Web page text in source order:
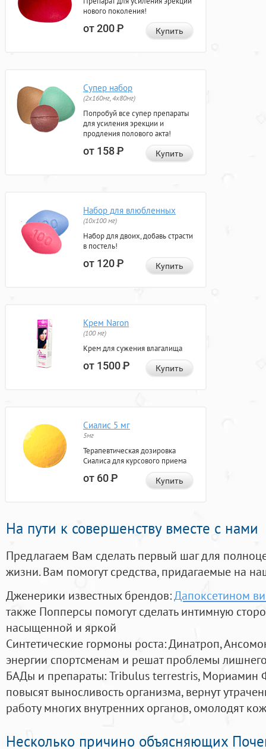
нового поколения!
от 200Р Купить
Супер набор
(2х160мг, 4х80мг)
Попробуй все супер препараты
для усиления эрекции и
продления полового акта!
от 158Р Купить
Набор для влюбленных
(10х100 мг)
Набор для двоих, добавь страсти
в постель!
от 120Р Купить
Крем Naron
(100 мг)
Крем для сужения влагалища
от 1500Р Купить
Сиалис 5 мг
5мг
Терапевтическая дозировка
Сиалиса для курсового приема
от 60Р Купить
На пути к совершенству вместе с нами
Предлагаем Вам сделать первый шаг для
жизни. Вам помогут средства, придагаемые на
Дженерики известных брендов:Дапоксетином
также Попперсы помогут сделать интимную
насыщенной и яркой
Синтетические гормоны роста: Динатроп,
энергии спортсменам и решат проблемы
БАДы и препараты:Tribulus terrestris, Мориамин
повысят выносливость организма, вернут
работу многих внутренних органов, омолодят
Несколько причино объясняющих